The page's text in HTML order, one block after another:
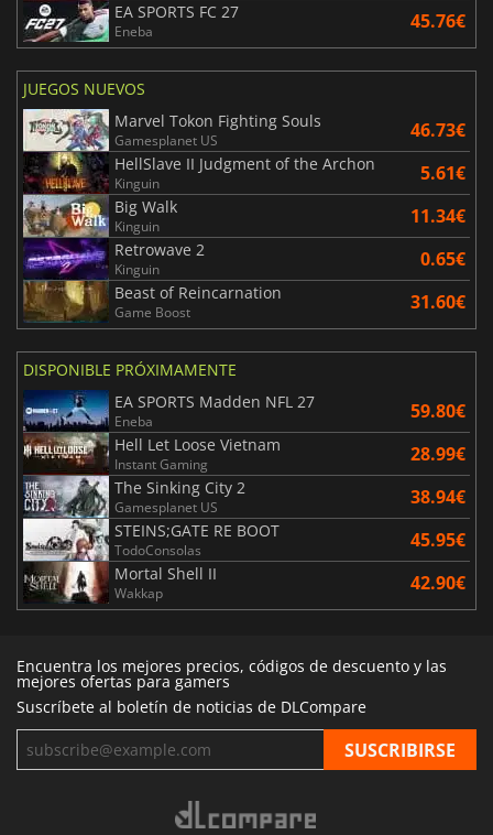
EA SPORTS FC 27
Eneba 45.76€
JUEGOS NUEVOS
Marvel Tokon Fighting Souls
Gamesplanet US 46.73€
HellSlave II Judgment of the Archon
Kinguin 5.61€
Big Walk
Kinguin 11.34€
Retrowave 2
Kinguin 0.65€
Beast of Reincarnation
Game Boost 31.60€
DISPONIBLE PRÓXIMAMENTE
EA SPORTS Madden NFL 27
Eneba 59.80€
Hell Let Loose Vietnam
Instant Gaming 28.99€
The Sinking City 2
Gamesplanet US 38.94€
STEINS;GATE RE BOOT
TodoConsolas 45.95€
Mortal Shell II
Wakkap 42.90€
Encuentra los mejores precios, códigos de descuento y las
mejores ofertas para gamers
Suscríbete al boletín de noticias de DLCompare